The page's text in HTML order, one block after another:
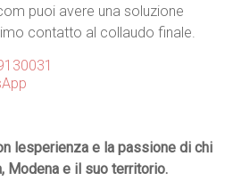
puoi avere una soluzione
contatto al collaudo finale.
lesperienza e la passione di chi
Modena e il suo territorio.